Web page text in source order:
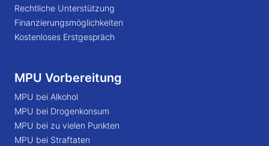
Rechtliche Unterstützung
Finanzierungsmöglichkeiten
Kostenloses Erstgespräch
MPU Vorbereitung
MPU bei Alkohol
MPU bei Drogenkonsum
MPU bei zu vielen Punkten
MPU bei Straftaten